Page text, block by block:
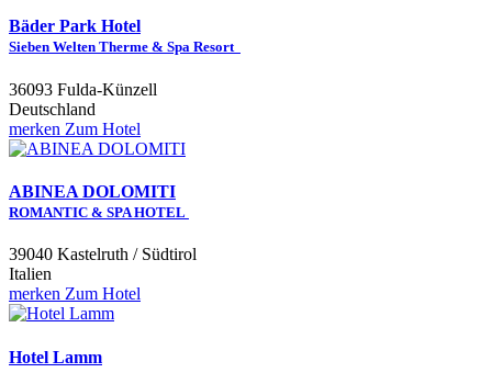
Bäder Park Hotel
Sieben Welten Therme & Spa Resort
36093 Fulda-Künzell
Deutschland
merken Zum Hotel
ABINEA DOLOMITI
ROMANTIC & SPA HOTEL
39040 Kastelruth / Südtirol
Italien
merken Zum Hotel
Hotel Lamm